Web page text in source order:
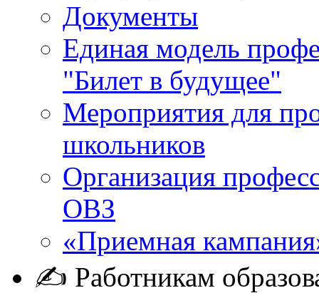
Документы
Единая модель
"Билет в будущее"
Мероприятия для
школьников
Организация
ОВЗ
«Приемная
✍ Работникам